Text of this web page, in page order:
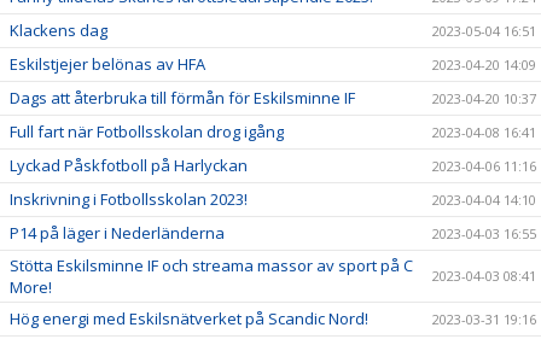
Klackens dag 2023-05-04 16:51
Eskilstjejer belönas av HFA 2023-04-20 14:09
Dags att återbruka till förmån för Eskilsminne IF 2023-04-20 10:37
Full fart när Fotbollsskolan drog igång 2023-04-08 16:41
Lyckad Påskfotboll på Harlyckan 2023-04-06 11:16
Inskrivning i Fotbollsskolan 2023! 2023-04-04 14:10
P14 på läger i Nederländerna 2023-04-03 16:55
Stötta Eskilsminne IF och streama massor av sport på C
More!
2023-04-03 08:41
Hög energi med Eskilsnätverket på Scandic Nord! 2023-03-31 19:16